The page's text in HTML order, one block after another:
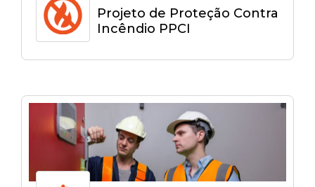
Projeto de Proteção Contra
Incêndio PPCI